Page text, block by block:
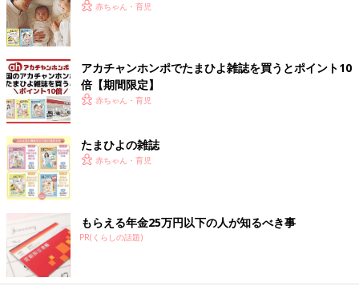
赤ちゃん・育児
アカチャンホンポでたまひよ雑誌を買うとポイント10
倍【期間限定】
赤ちゃん・育児
たまひよの雑誌
赤ちゃん・育児
もらえる年金25万円以下の人が知るべき事
PR(くらしの話題)